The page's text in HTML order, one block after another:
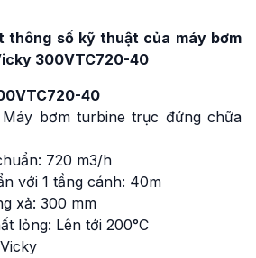
thông số kỹ thuật của máy bơm
300VTC720-40
40
bơm turbine trục đứng chữa
720 m3/h
với 1 tầng cánh: 40m
xả: 300 mm
lỏng: Lên tới 200°C